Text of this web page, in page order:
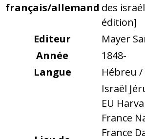
français/allemand des
édition]
Editeur
Mayer
Année
1848-
Langue
Hébreu /
Israël
EU
France
France